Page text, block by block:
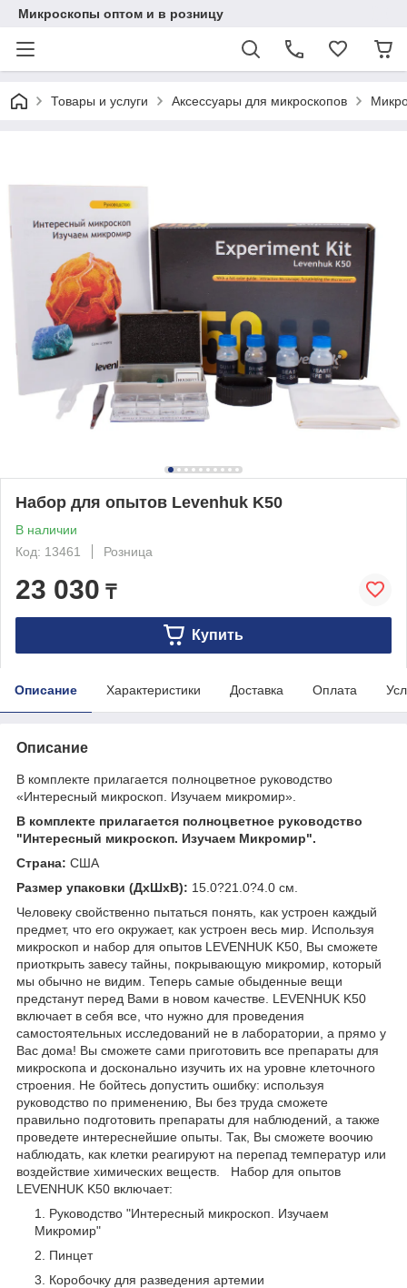
Микроскопы оптом и в розницу
Товары и услуги Аксессуары для микроскопов
Набор для опытов Levenhuk K50
В наличии
Код: 13461
Розница
23 030 ₸
Купить
Описание Характеристики Доставка Оплата
Описание
В комплекте прилагается полноцветное руководство
«Интересный микроскоп. Изучаем микромир».
В комплекте прилагается полноцветное руководство
"Интересный микроскоп. Изучаем Микромир".
Страна: США
Размер упаковки (ДхШхВ): 15.0?21.0?4.0 см.
Человеку свойственно пытаться понять, как устроен каждый
предмет, что его окружает, как устроен весь мир. Используя
микроскоп и набор для опытов LEVENHUK K50, Вы сможете
приоткрыть завесу тайны, покрывающую микромир, который
мы обычно не видим. Теперь самые обыденные вещи
предстанут перед Вами в новом качестве. LEVENHUK K50
включает в себя все, что нужно для проведения
самостоятельных исследований не в лаборатории, а прямо у
Вас дома! Вы сможете сами приготовить все препараты для
микроскопа и досконально изучить их на уровне клеточного
строения. Не бойтесь допустить ошибку: используя
руководство по применению, Вы без труда сможете
правильно подготовить препараты для наблюдений, а также
проведете интереснейшие опыты. Так, Вы сможете воочию
наблюдать, как клетки реагируют на перепад температур или
воздействие химических веществ. Набор для опытов
LEVENHUK K50 включает:
Руководство "Интересный микроскоп. Изучаем
Микромир"
Пинцет
Коробочку для разведения артемии